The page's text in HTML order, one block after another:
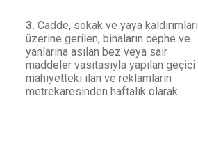
3. Cadde, sokak ve yaya kaldırımları
üzerine gerilen, binaların cephe ve
yanlarına asılan bez veya sair
maddeler vasıtasıyla yapılan geçici
mahiyetteki ilan ve reklamların
metrekaresinden haftalık olarak